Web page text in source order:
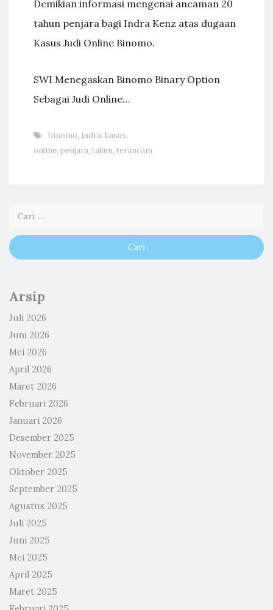
Demikian informasi mengenai ancaman 20
tahun penjara bagi Indra Kenz atas dugaan
Kasus Judi Online Binomo.
SWI Menegaskan Binomo Binary Option
Sebagai Judi Online…
binomo, indra, kasus,
online, penjara, tahun, terancam
Arsip
Juli 2026
Juni 2026
Mei 2026
April 2026
Maret 2026
Februari 2026
Januari 2026
Desember 2025
November 2025
Oktober 2025
September 2025
Agustus 2025
Juli 2025
Juni 2025
Mei 2025
April 2025
Maret 2025